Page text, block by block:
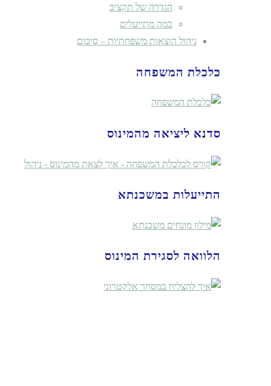
הגדרה של תקציב
במה מתייעלים
ניהול הוצאות משפחתיות – סיכום
כלכלת המשפחה
סדנא ליציאה מהמינוס
התייעלות במשכנתא
הלוואה לסגירת המינוס